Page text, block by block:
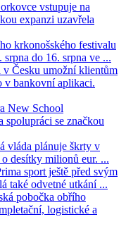
vstupuje na
expanzi uzavřela
krkonošského festivalu
do 16. srpna ve ...
v Česku umožní klientům
v bankovní aplikaci.
New School
spolupráci se značkou
vláda plánuje škrty v
desítky milionů eur. ...
sport ještě před svým
také odvetné utkání ...
pobočka obřího
logistické a